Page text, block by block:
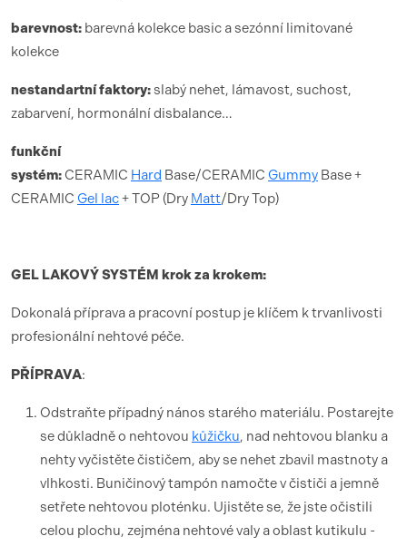
barevnost: barevná kolekce basic a sezónní limitované
kolekce
nestandartní faktory:slabý nehet, lámavost, suchost,
zabarvení, hormonální disbalance…
funkční
systém:CERAMIC Hard Base/CERAMIC Gummy Base +
CERAMIC Gel lac+ TOP (Dry Matt/Dry Top)
GEL LAKOVÝ SYSTÉ M krok za krokem:
Dokonalá příprava a pracovní postup je klíčem k trvanlivosti
profesionální nehtové péče.
PŘÍ PRAVA:
Odstraňte případný nános starého materiálu. Postarejte
se důkladně o nehtovou kůžičku, nad nehtovou blanku a
nehty vyčistěte čističem, aby se nehet zbavil mastnoty a
vlhkosti. Buničinový tampón namočte v čističi a jemně
setřete nehtovou ploténku. Ujistěte se, že jste očistili
celou plochu, zejména nehtové valy a oblast kutikulu -